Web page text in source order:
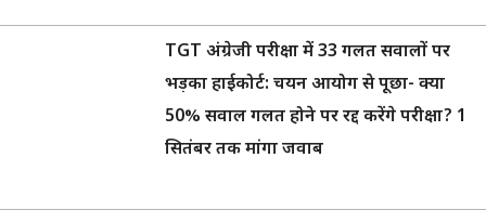
TGT अंग्रेजी परीक्षा में 33 गलत सवालों पर
भड़का हाईकोर्ट: चयन आयोग से पूछा- क्या
50% सवाल गलत होने पर रद्द करेंगे परीक्षा? 1
सितंबर तक मांगा जवाब